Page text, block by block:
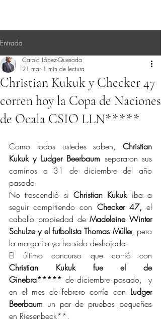
Entrada
Christian Kukuk y Checker 47
corren hoy la Copa de Naciones
de Ocala CSIO LLN*****
Carolo López-Quesada
21 mar 1 min de lectura
Como todos ustedes saben, Christian
Kukuk y Ludger Beerbaum separaron sus
caminos a 31 de diciembre del año
pasado.
No trascendió si Christian Kukuk iba a
seguir compitiendo con Checker 47, el
caballo propiedad de Madeleine Winter
Schulze y el futbolista Thomas Müller, pero
la margarita ya ha sido deshojada.
Christian Kukuk fue el de
Ginebra***** de diciembre pasado,  y
en el mes de febrero corría con Ludger
Beerbaum un par de pruebas pequeñas
en Riesenbeck**.